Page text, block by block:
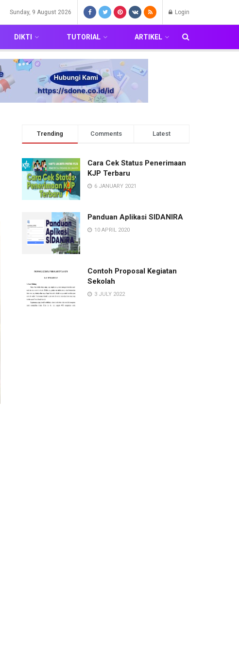
Sunday, 9 August 2026 Login
DIKTI TUTORIAL ARTIKEL
Trending Comments Latest
Cara Cek Status Penerimaan
KJP Terbaru
6 JANUARY 2021
Panduan Aplikasi SIDANIRA
10 APRIL 2020
Contoh Proposal Kegiatan
Sekolah
3 JULY 2022